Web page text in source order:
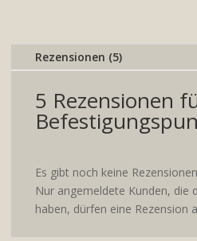
Rezensionen (5)
5 Rezensionen
Es gibt noch keine Rezensionen
Nur angemeldete Kunden, die
haben, dürfen eine Rezension